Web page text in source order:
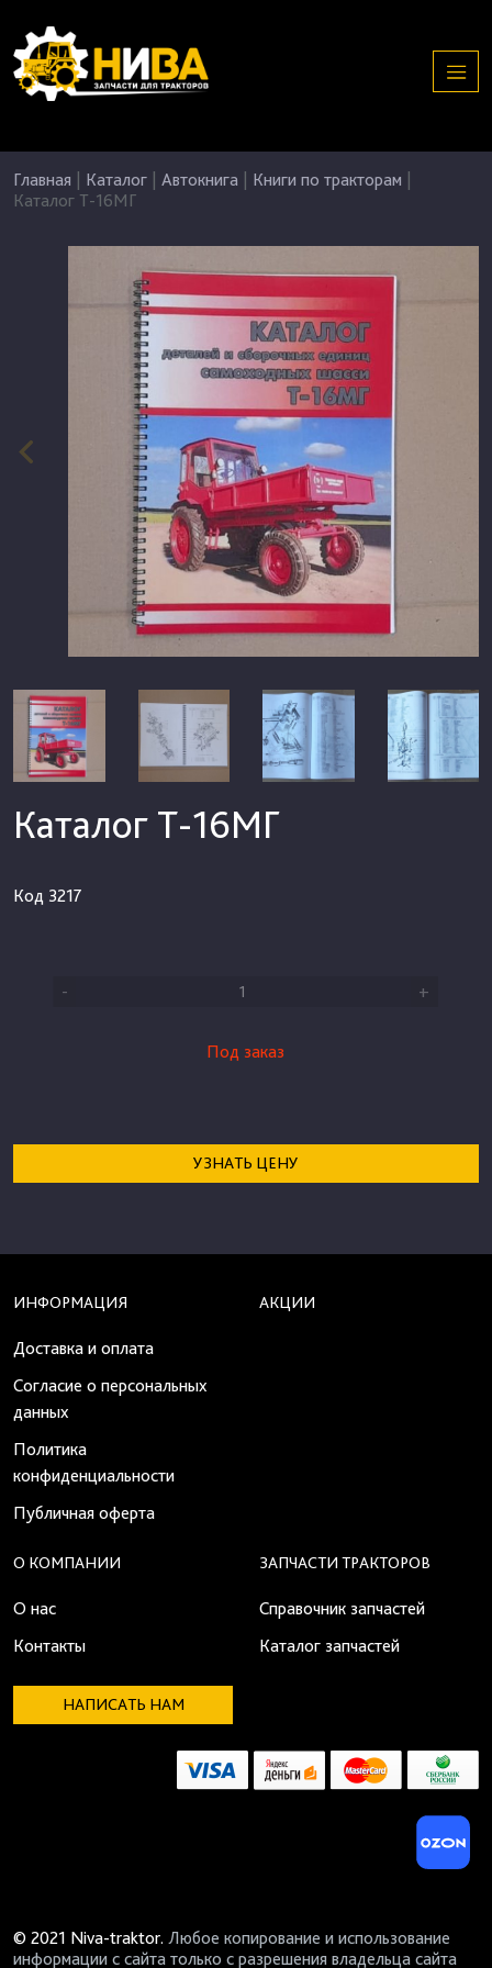
Главная Каталог Автокнига Книги по тракторам
Каталог Т-16МГ
Каталог Т-16МГ
Код 3217
- +
Под заказ
УЗНАТЬ ЦЕНУ
ИНФОРМАЦИЯ
Доставка и оплата
Согласие о персональных
данных
Политика
конфиденциальности
Публичная оферта
АКЦИИ
О КОМПАНИИ
О нас
Контакты
ЗАПЧАСТИ ТРАКТОРОВ
Справочник запчастей
Каталог запчастей
НАПИСАТЬ НАМ
© 2021 Niva-traktor. Любое копирование и использование
информации с сайта только с разрешения владельца сайта